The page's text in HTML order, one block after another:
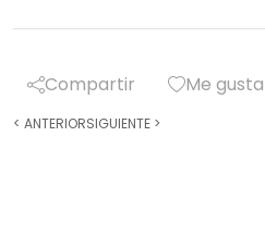
Compartir Me gusta
< ANTERIORSIGUIENTE >